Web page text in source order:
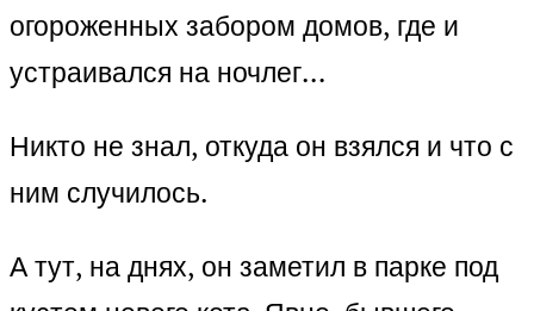
огороженных забором домов, где и
устраивался на ночлег…
Никто не знал, откуда он взялся и что с
ним случилось.
А тут, на днях, он заметил в парке под